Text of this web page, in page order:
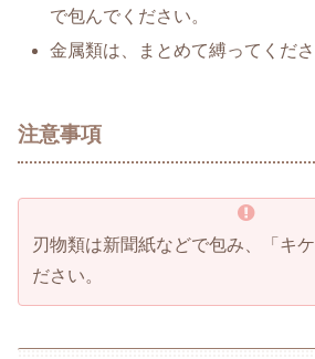
で包んでください。
金属類は、まとめて縛ってくださ
注意事項
刃物類は新聞紙などで包み、「キ
ださい。